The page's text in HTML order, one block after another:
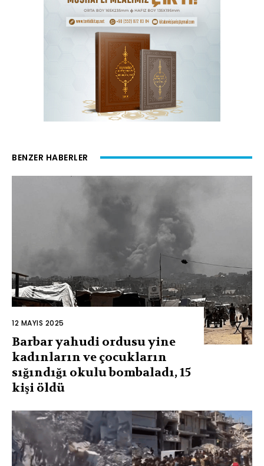
BENZER HABERLER
12 MAYIS 2025
Barbar yahudi ordusu yine
kadınların ve çocukların
sığındığı okulu bombaladı, 15
kişi öldü